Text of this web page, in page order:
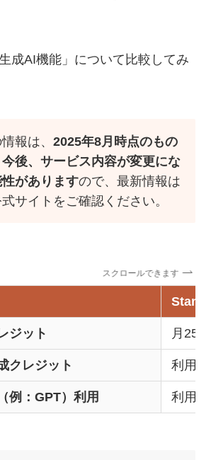
成AI機能」について比較してみ
報は、 2025年8月時点のもの
後、サービス内容が変更にな
がありますので、最新情報は
サイトをご確認ください。
スクロールできます
ジット 月25
クレジット 利用
例：GPT）利用 利用